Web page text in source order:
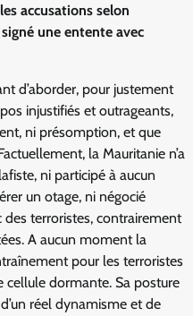
accusations selon
une entente avec
d’aborder, pour justement
injustifiés et outrageants,
ni présomption, et que
la Mauritanie n’a
ni participé à aucun
un otage, ni négocié
terroristes, contrairement
A aucun moment la
pour les terroristes
cellule dormante. Sa posture
réel dynamisme et de